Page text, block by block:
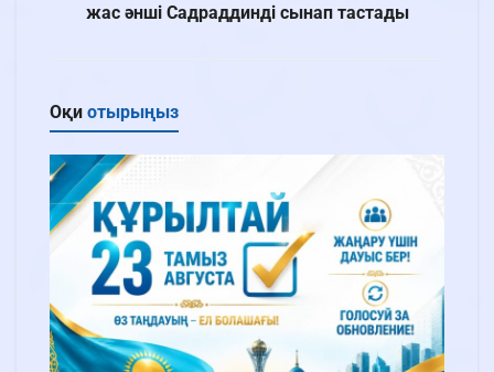
жас әнші Садраддинді сынап тастады
Оқи отырыңыз